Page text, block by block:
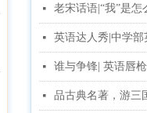
넷 老宋话语|“我”是怎
넷 英语达人秀|中学
넷 谁与争锋| 英语唇
넷 品古典名著，游三